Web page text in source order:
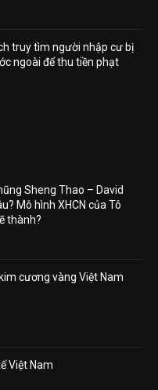
truy tìm người nhập cư bị
ngoài để thu tiền phạt
Sheng Thao – David
Mô hình XHCN của Tô
thành?
cương vàng Việt Nam
Việt Nam